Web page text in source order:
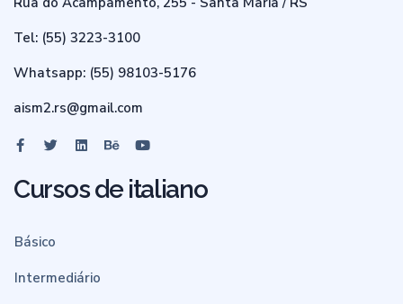
Tel: (55) 3223-3100
Whatsapp: (55) 98103-5176
aism2.rs@gmail.com
Cursos de italiano
Básico
Intermediário